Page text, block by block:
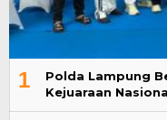
1
Polda Lampung
Kejuaraan